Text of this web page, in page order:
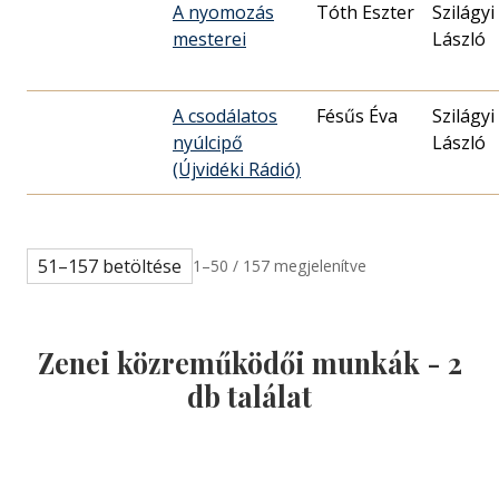
A nyomozás
mesterei
Tóth Eszter
Szilágyi
László
A csodálatos
nyúlcipő
(Újvidéki Rádió)
Fésűs Éva
Szilágyi
László
51–157 betöltése 1–50 / 157 megjelenítve
Zenei közreműködői munkák - 2
db találat